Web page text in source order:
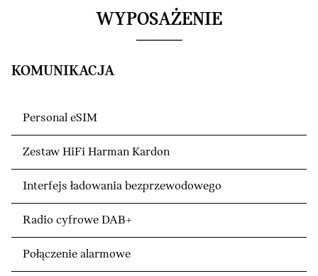
WYPOSAŻENIE
KOMUNIKACJA
Personal eSIM
Zestaw HiFi Harman Kardon
Interfejs ładowania bezprzewodowego
Radio cyfrowe DAB+
Połączenie alarmowe